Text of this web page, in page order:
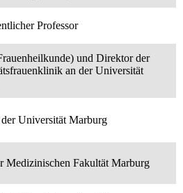
Professor
und Direktor der
an der Universität
Universität Marburg
Medizinischen Fakultät Marburg